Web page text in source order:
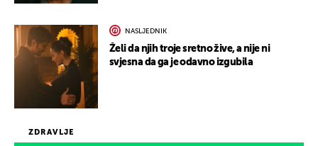
ZDRAVLJE
NASLJEDNIK
Želi da njih troje sretno žive, a nije ni
svjesna da ga je odavno izgubila